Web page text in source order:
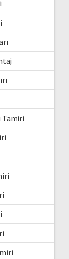
Tamiri